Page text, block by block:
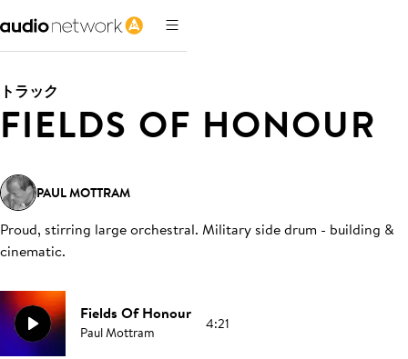
トラック
FIELDS OF HONOUR
PAUL MOTTRAM
Proud, stirring large orchestral. Military side drum - building &
cinematic.
Fields Of Honour
Paul Mottram 4:21